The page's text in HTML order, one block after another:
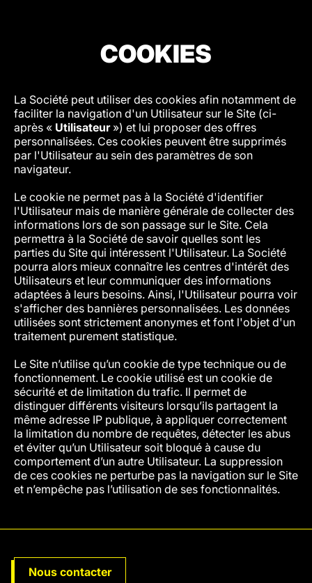
COOKIES
La Société peut utiliser des cookies afin notamment de
faciliter la navigation d'un Utilisateur sur le Site (ci-
après « Utilisateur») et lui proposer des offres
personnalisées. Ces cookies peuvent être supprimés
par l'Utilisateur au sein des paramètres de son
navigateur.
Le cookie ne permet pas à la Société d'identifier
l'Utilisateur mais de manière générale de collecter des
informations lors de son passage sur le Site. Cela
permettra à la Société de savoir quelles sont les
parties du Site qui intéressent l'Utilisateur. La Société
pourra alors mieux connaître les centres d'intérêt des
Utilisateurs et leur communiquer des informations
adaptées à leurs besoins. Ainsi, l'Utilisateur pourra voir
s'afficher des bannières personnalisées. Les données
utilisées sont strictement anonymes et font l'objet d'un
traitement purement statistique.
Le Site n’utilise qu’un cookie de type technique ou de
fonctionnement. Le cookie utilisé est un cookie de
sécurité et de limitation du trafic. Il permet de
distinguer différents visiteurs lorsqu’ils partagent la
même adresse IP publique, à appliquer correctement
la limitation du nombre de requêtes, détecter les abus
et éviter qu’un Utilisateur soit bloqué à cause du
comportement d’un autre Utilisateur. La suppression
de ces cookies ne perturbe pas la navigation sur le Site
et n’empêche pas l’utilisation de ses fonctionnalités.
Nous contacter